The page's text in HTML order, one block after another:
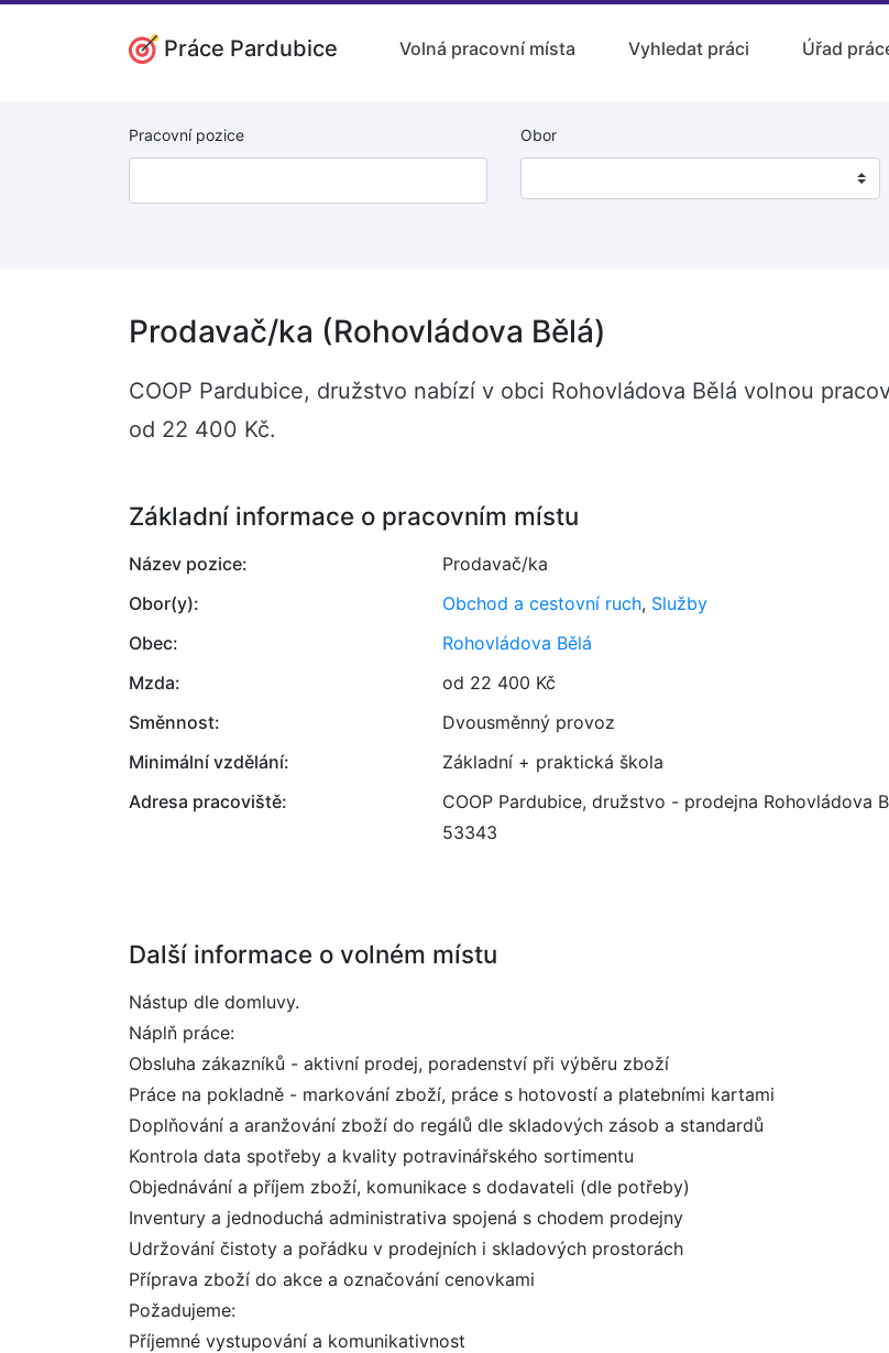
Práce Pardubice Volná pracovní místa Vyhledat práci Úřad
Pracovní pozice Obor
Prodavač/ka (Rohovládova Bělá)
COOP Pardubice, družstvo nabízí v obci Rohovládova Bělá volnou
od 22 400 Kč.
Základní informace o pracovním místu
Název pozice:
Prodavač/ka
Obor(y):
Obchod a cestovní ruch, Služby
Obec:
Rohovládova Bělá
Mzda:
od 22 400 Kč
Směnnost:
Dvousměnný provoz
Minimální vzdělání:
Základní + praktická škola
Adresa pracoviště:
COOP Pardubice, družstvo - prodejna Rohovládova
53343
Další informace o volném místu
Nástup dle domluvy.
Náplň práce:
Obsluha zákazníků - aktivní prodej, poradenství při výběru zboží
Práce na pokladně - markování zboží, práce s hotovostí a platebními kartami
Doplňování a aranžování zboží do regálů dle skladových zásob a standardů
Kontrola data spotřeby a kvality potravinářského sortimentu
Objednávání a příjem zboží, komunikace s dodavateli (dle potřeby)
Inventury a jednoduchá administrativa spojená s chodem prodejny
Udržování čistoty a pořádku v prodejních i skladových prostorách
Příprava zboží do akce a označování cenovkami
Požadujeme:
Příjemné vystupování a komunikativnost